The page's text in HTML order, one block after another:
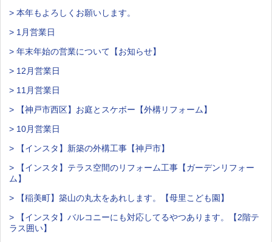
> 本年もよろしくお願いします。
> 1月営業日
> 年末年始の営業について【お知らせ】
> 12月営業日
> 11月営業日
> 【神戸市西区】お庭とスケボー【外構リフォーム】
> 10月営業日
> 【インスタ】新築の外構工事【神戸市】
> 【インスタ】テラス空間のリフォーム工事【ガーデンリフォー
ム】
> 【稲美町】築山の丸太をあれします。【母里こども園】
> 【インスタ】バルコニーにも対応してるやつあります。【2階テ
ラス囲い】